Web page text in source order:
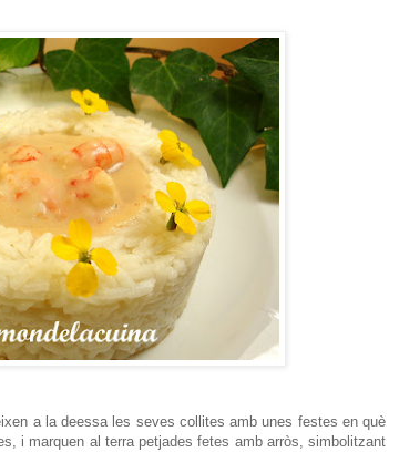
a la deessa les seves collites amb unes festes en què
i marquen al terra petjades fetes amb arròs, simbolitzant